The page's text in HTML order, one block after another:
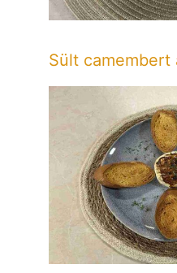
Sült camembert